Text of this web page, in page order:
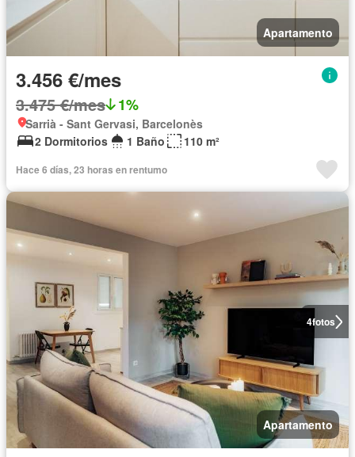
Apartamento
3.456 €/mes
3.475 €/mes 1%
Sarrià - Sant Gervasi, Barcelonès
2 Dormitorios
1 Baño 110 m²
Hace 6 días, 23 horas en rentumo
4fotos
Apartamento